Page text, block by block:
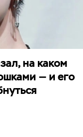
на каком
— и его